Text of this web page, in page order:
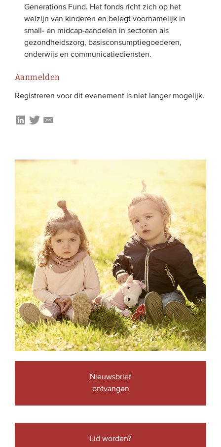
Generations Fund. Het fonds richt zich op het
welzijn van kinderen en belegt voornamelijk in
small- en midcap-aandelen in sectoren als
gezondheidszorg, basisconsumptiegoederen,
onderwijs en communicatiediensten.
Aanmelden
Registreren voor dit evenement is niet langer mogelijk.
Nieuwsbrief
ontvangen
Lid worden?